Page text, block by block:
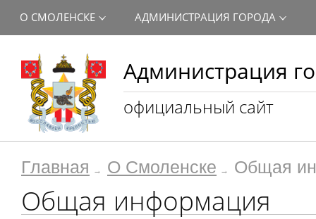
Администрация
официальный сайт
О СМОЛЕНСКЕ АДМИНИСТРАЦИЯ ГОРОДА
Главная О Смоленске Общая
Общая информация